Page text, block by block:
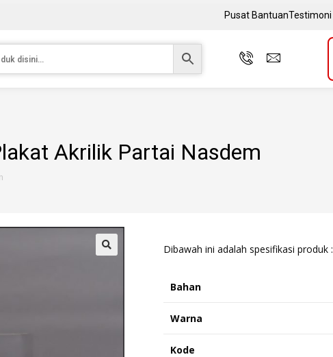
Pusat BantuanTestimoni
Akrilik Partai Nasdem
Dibawah ini adalah spesifikasi produk :
Bahan
Warna
Kode